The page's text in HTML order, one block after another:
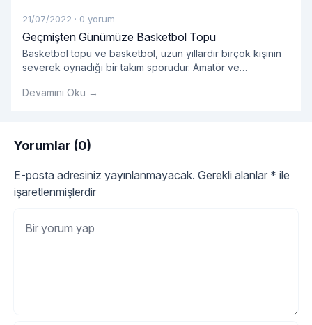
21/07/2022 · 0 yorum
Geçmişten Günümüze Basketbol Topu
Basketbol topu ve basketbol, ​​uzun yıllardır birçok kişinin
severek oynadığı bir takım sporudur. Amatör ve
basket çok önemlidir.
Devamını Oku →
Yorumlar (0)
E-posta adresiniz yayınlanmayacak. Gerekli alanlar * ile
işaretlenmişlerdir